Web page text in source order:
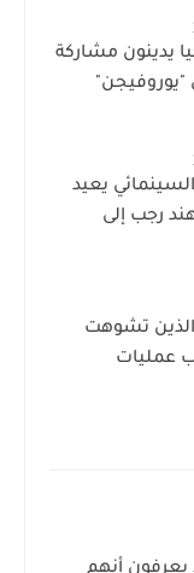
يدينون مشاركة
"يوروفيجن"
يعيد
رجب إلى
تشوهت
عمليات